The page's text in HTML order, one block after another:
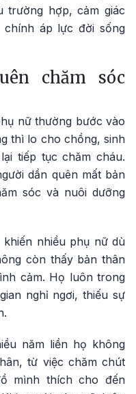
trường hợp, cảm giác
chính áp lực đời sống
chăm sóc
nữ thường bước vào
thì lo cho chồng, sinh
tiếp tục chăm cháu.
dần quên mất bản
sóc và nuôi dưỡng
nhiều phụ nữ dù
còn thấy bản thân
cảm. Họ luôn trong
nghỉ ngơi, thiếu sự
năm liền họ không
từ việc chăm chút
mình thích cho đến